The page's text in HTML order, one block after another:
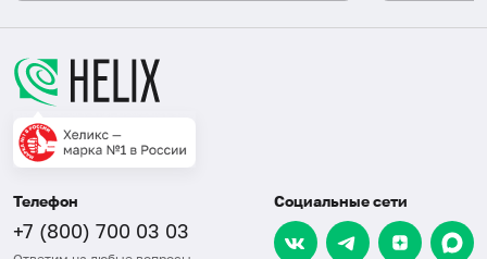
Телефон
+7 (800) 700 03 03
Социальные сети